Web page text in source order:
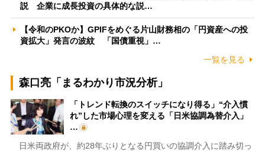
説 企業に成長投資の具体的な説…
【令和のPKOか】GPIFをめぐる片山財務相の「円資産への投
資拡大」発言の波紋 「国債重視」…
一覧を見る
森口亮「まるわかり市況分析」
「トレンド転換のスイッチになり得る」“介入慣
れ”した市場心理を変える「日米協調為替介入」
…
日米両政府が、約28年ぶりとなる円買いの協調介入に踏み切っ